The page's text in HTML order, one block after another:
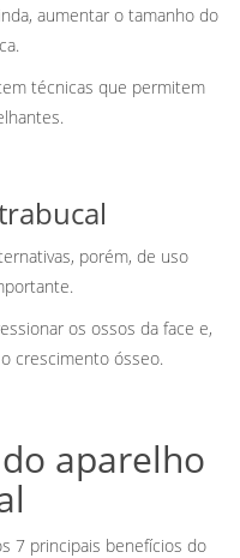
aumentar o tamanho do
técnicas que permitem
porém, de uso
os ossos da face e,
crescimento ósseo.
aparelho
7 principais benefícios do